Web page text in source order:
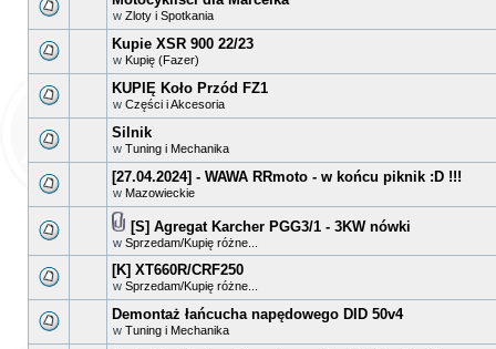
w Zloty i Spotkania
Kupie XSR 900 22/23
w Kupię (Fazer)
KUPIĘ Koło Przód FZ1
w Części i Akcesoria
Silnik
w Tuning i Mechanika
[27.04.2024] - WAWA RRmoto - w końcu piknik :D !!!
w Mazowieckie
[S] Agregat Karcher PGG3/1 - 3KW nówki
w Sprzedam/Kupię różne...
[K] XT660R/CRF250
w Sprzedam/Kupię różne...
Demontaż łańcucha napędowego DID 50v4
w Tuning i Mechanika